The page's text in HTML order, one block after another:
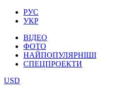
РУС
УКР
ВІДЕО
ФОТО
НАЙПОПУЛЯРНІШІ
СПЕЦПРОЕКТИ
USD